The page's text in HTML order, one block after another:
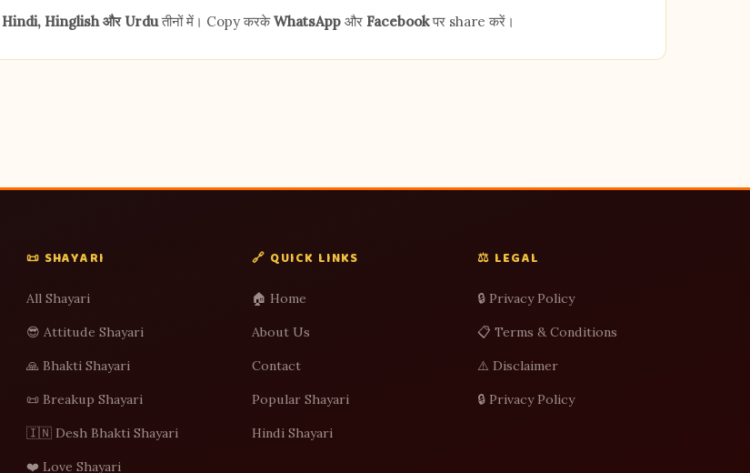
Hindi, Hinglish और Urduतीनों में। Copy करकेWhatsApp और Facebookपर share करें।
📜 SHAYARI
All Shayari
😎 Attitude Shayari
🙏 Bhakti Shayari
📜 Breakup Shayari
🇮🇳 Desh Bhakti Shayari
❤️ Love Shayari
🔗 QUICK LINKS
🏠 Home
About Us
Contact
Popular Shayari
Hindi Shayari
⚖️ LEGAL
🔒 Privacy Policy
📋 Terms & Conditions
⚠️ Disclaimer
🔒 Privacy Policy